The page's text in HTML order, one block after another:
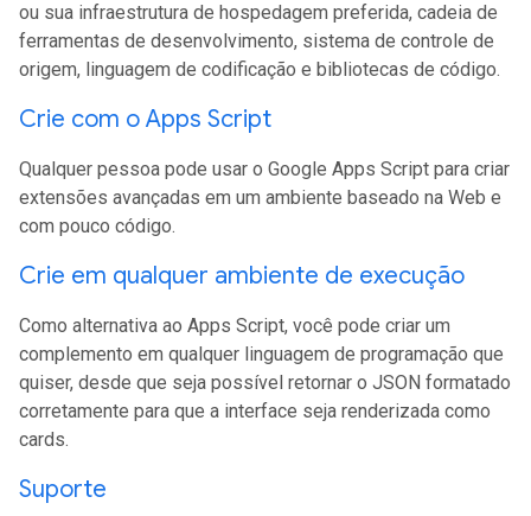
ou sua infraestrutura de hospedagem preferida, cadeia de
ferramentas de desenvolvimento, sistema de controle de
origem, linguagem de codificação e bibliotecas de código.
Crie com o Apps Script
Qualquer pessoa pode usar o Google Apps Script para criar
extensões avançadas em um ambiente baseado na Web e
com pouco código.
Crie em qualquer ambiente de execução
Como alternativa ao Apps Script, você pode criar um
complemento em qualquer linguagem de programação que
quiser, desde que seja possível retornar o JSON formatado
corretamente para que a interface seja renderizada como
cards.
Suporte